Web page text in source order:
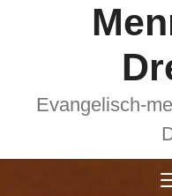
Evangelisch-